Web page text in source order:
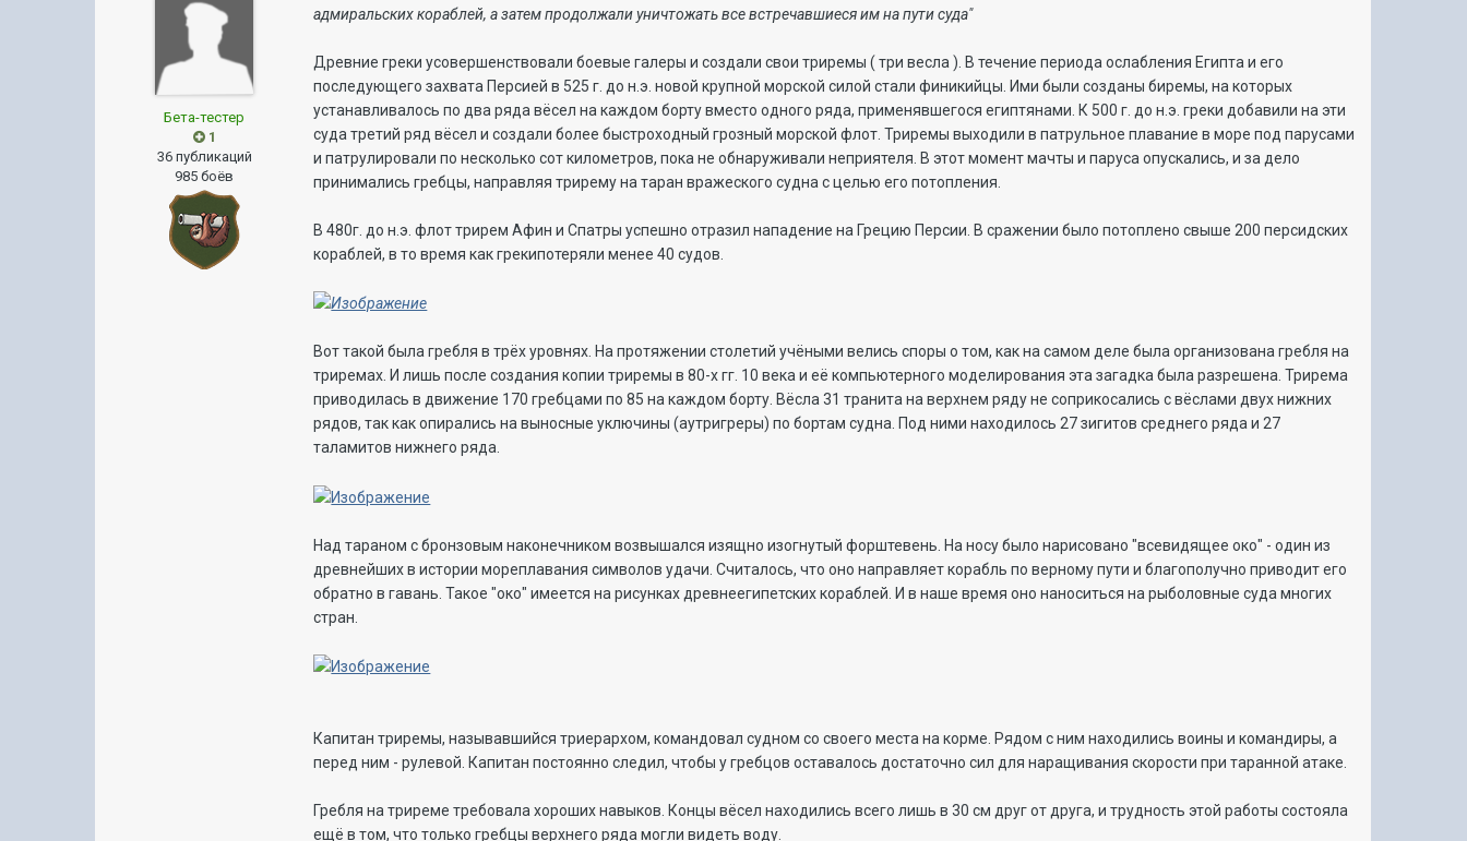
Бета-тестер
1
36 публикаций
985 боёв
адмиральских кораблей, а затем продолжали уничтожать все встречавшиеся им на пути суда"
Древние греки усовершенствовали боевые галеры и создали свои триремы ( три весла ). В течение периода ослабления Египта и его
последующего захвата Персией в 525 г. до н.э. новой крупной морской силой стали финикийцы. Ими были созданы биремы, на которых
устанавливалось по два ряда вёсел на каждом борту вместо одного ряда, применявшегося египтянами. К 500 г. до н.э. греки добавили на эти
суда третий ряд вёсел и создали более быстроходный грозный морской флот. Триремы выходили в патрульное плавание в море под парусами
и патрулировали по несколько сот километров, пока не обнаруживали неприятеля. В этот момент мачты и паруса опускались, и за дело
принимались гребцы, направляя трирему на таран вражеского судна с целью его потопления.
В 480г. до н.э. флот трирем Афин и Спатры успешно отразил нападение на Грецию Персии. В сражении было потоплено свыше 200 персидских
кораблей, в то время как грекипотеряли менее 40 судов.
Вот такой была гребля в трёх уровнях. На протяжении столетий учёными велись споры о том, как на самом деле была организована гребля на
триремах. И лишь после создания копии триремы в 80-х гг. 10 века и её компьютерного моделирования эта загадка была разрешена. Трирема
приводилась в движение 170 гребцами по 85 на каждом борту. Вёсла 31 транита на верхнем ряду не соприкосались с вёслами двух нижних
рядов, так как опирались на выносные уключины (аутригреры) по бортам судна. Под ними находилось 27 зигитов среднего ряда и 27
таламитов нижнего ряда.
Над тараном с бронзовым наконечником возвышался изящно изогнутый форштевень. На носу было нарисовано "всевидящее око" - один из
древнейших в истории мореплавания символов удачи. Считалось, что оно направляет корабль по верному пути и благополучно приводит его
обратно в гавань. Такое "око" имеется на рисунках древнеегипетских кораблей. И в наше время оно наноситься на рыболовные суда многих
стран.
Капитан триремы, называвшийся триерархом, командовал судном со своего места на корме. Рядом с ним находились воины и командиры, а
перед ним - рулевой. Капитан постоянно следил, чтобы у гребцов оставалось достаточно сил для наращивания скорости при таранной атаке.
Гребля на триреме требовала хороших навыков. Концы вёсел находились всего лишь в 30 см друг от друга, и трудность этой работы состояла
ещё в том, что только гребцы верхнего ряда могли видеть воду.